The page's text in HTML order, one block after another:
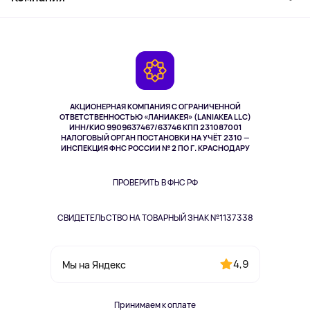
АКЦИОНЕРНАЯ КОМПАНИЯ С ОГРАНИЧЕННОЙ
ОТВЕТСТВЕННОСТЬЮ «ЛАНИАКЕЯ» (LANIAKEA LLC)
ИНН/КИО 9909637467/63746 КПП 231087001
НАЛОГОВЫЙ ОРГАН ПОСТАНОВКИ НА УЧЁТ 2310 —
ИНСПЕКЦИЯ ФНС РОССИИ № 2 ПО Г. КРАСНОДАРУ
ПРОВЕРИТЬ В ФНС РФ
СВИДЕТЕЛЬСТВО НА ТОВАРНЫЙ ЗНАК №1137338
Мы на Яндекс 4,9
Принимаем к оплате
Здоровье питомцев
Одежда и аксессуары